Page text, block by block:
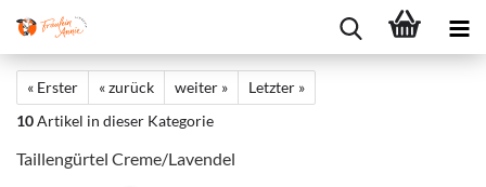
« Erster « zurück weiter »
Letzter »
10Artikel in dieser Kategorie
Taillengürtel Creme/Lavendel